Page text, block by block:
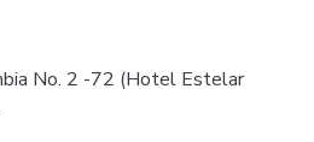
No. 2 -72 (Hotel Estelar